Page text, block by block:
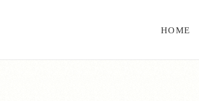
HOME